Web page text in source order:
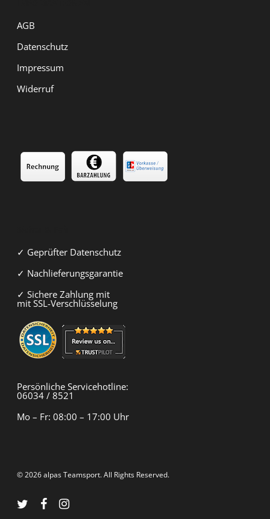
AGB
Datenschutz
Impressum
Widerruf
✓ Geprüfter Datenschutz
✓ Nachlieferungsgarantie
✓ Sichere Zahlung mit
mit SSL-Verschlüsselung
Persönliche Servicehotline:
06034 / 8521
Mo – Fr: 08:00 – 17:00 Uhr
© 2026 alpas Teamsport. All Rights Reserved.
twitter facebookinstagram